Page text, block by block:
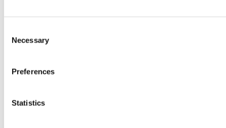
Selection
Necessary
Preferences
Statistics